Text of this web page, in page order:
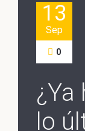
13
Sep
0
¿Ya
lo